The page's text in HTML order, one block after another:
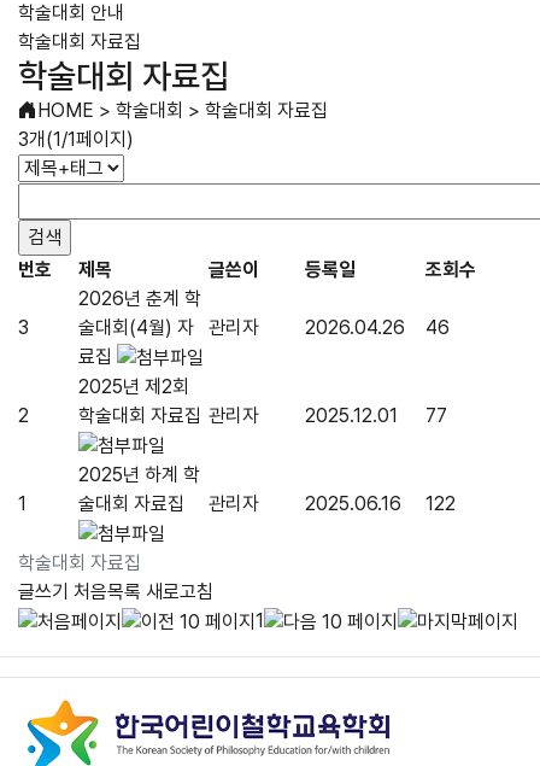
학술대회 안내
학술대회 자료집
학술대회 자료집
HOME > 학술대회 > 학술대회 자료집
3개(1/1페이지)
학술대회 자료집
번호 제목 글쓴이 등록일 조회수
3
2026년 춘계 학
술대회(4월) 자
료집
관리자 2026.04.26 46
2
2025년 제2회
학술대회 자료집 관리자 2025.12.01 77
1
2025년 하계 학
술대회 자료집
관리자 2025.06.16 122
글쓰기 처음목록 새로고침
1